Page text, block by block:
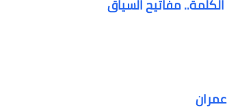
مفاتيح السياق